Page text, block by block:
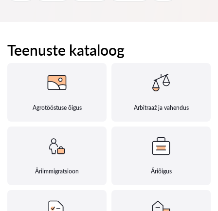
Teenuste kataloog
Agrotööstuse õigus Arbitraaž ja vahendus
Äriimmigratsioon Äriõigus